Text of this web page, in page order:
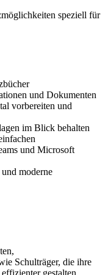
speziell für
und Dokumenten
vorbereiten und
im Blick behalten
und Microsoft
moderne
Schulträger, die ihre
gestalten